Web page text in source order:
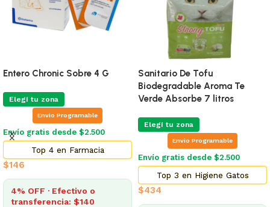
Entero Chronic Sobre 4 G
Elegí tu zona
Envio Programable
Envío gratis desde $2.500
Top 4 en Farmacia
$146
4% OFF · Efectivo o
transferencia: $140
Sanitario De Tofu
Biodegradable Aroma Te
Verde Absorbe 7 litros
Elegí tu zona
Envio Programable
Envío gratis desde $2.500
Top 3 en Higiene Gatos
$434